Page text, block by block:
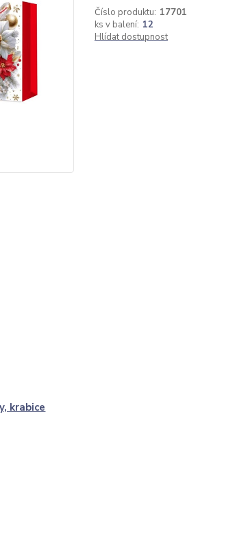
Číslo produktu: 17701
ks v balení: 12
Hlídat dostupnost
krabice